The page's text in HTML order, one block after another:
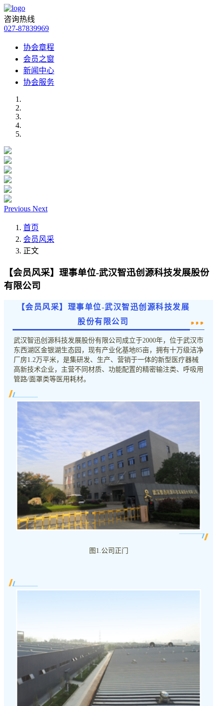
咨询热线
027-87839969
协会章程
会员之窗
新闻中心
协会服务
Previous Next
首页
会员风采
正文
【会员风采】理事单位-武汉智迅创源科技发展股份
有限公司
【会员风采】理事单位-武汉智迅创源科技发展
股份有限公司
武汉智迅创源科技发展股份有限公司成立于2000年，位于武汉市
东西湖区金银湖生态园，现有产业化基地85亩，拥有十万级洁净
厂房1.2万平米，是集研发、生产、营销于一体的新型医疗器械
高新技术企业，主营不同材质、功能配置的精密输注类、呼吸用
管路/面罩类等医用耗材。
图1.公司正门